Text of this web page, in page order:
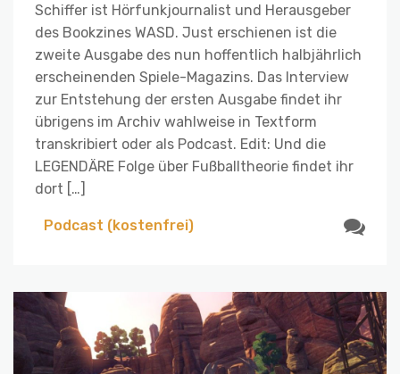
Schiffer ist Hörfunkjournalist und Herausgeber
des Bookzines WASD. Just erschienen ist die
zweite Ausgabe des nun hoffentlich halbjährlich
erscheinenden Spiele-Magazins. Das Interview
zur Entstehung der ersten Ausgabe findet ihr
übrigens im Archiv wahlweise in Textform
transkribiert oder als Podcast. Edit: Und die
LEGENDÄRE Folge über Fußballtheorie findet ihr
dort […]
Podcast (kostenfrei)